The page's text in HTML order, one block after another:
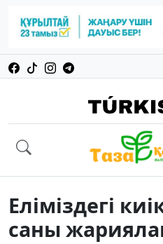
Еліміздегі
саны